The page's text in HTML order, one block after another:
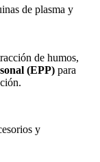
de plasma y
de humos,
(EPP) para
y